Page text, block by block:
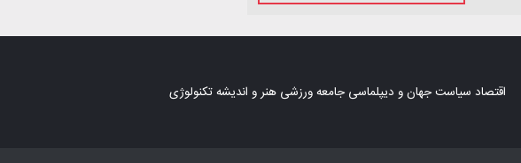
اقتصاد سیاستجهان و دیپلماسیجامعهورزشی هنر و اندیشهتکنولوژی